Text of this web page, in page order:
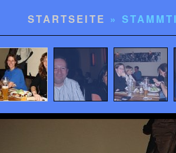
STARTSEITE »